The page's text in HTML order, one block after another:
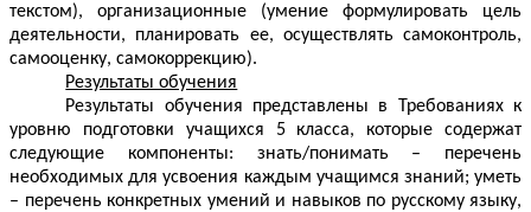
текстом), организационные (умение формулировать цель
деятельности, планировать ее, осуществлять самоконтроль,
самооценку, самокоррекцию).
Результаты обучения
Результаты обучения представлены в Требованиях к
уровню подготовки учащихся 5 класса, которые содержат
следующие компоненты: знать/понимать – перечень
необходимых для усвоения каждым учащимся знаний; уметь
– перечень конкретных умений и навыков по русскому языку,